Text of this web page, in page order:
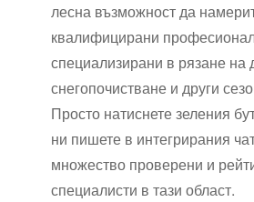
лесна възможност да
квалифицирани
специализирани в рязане на
снегопочистване и други
Просто натиснете зеления
ни пишете в интегрирания
множество проверени и
специалисти в тази област.